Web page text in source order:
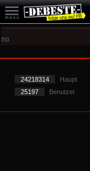
no
24218314 Haupt
25197
Benutzer